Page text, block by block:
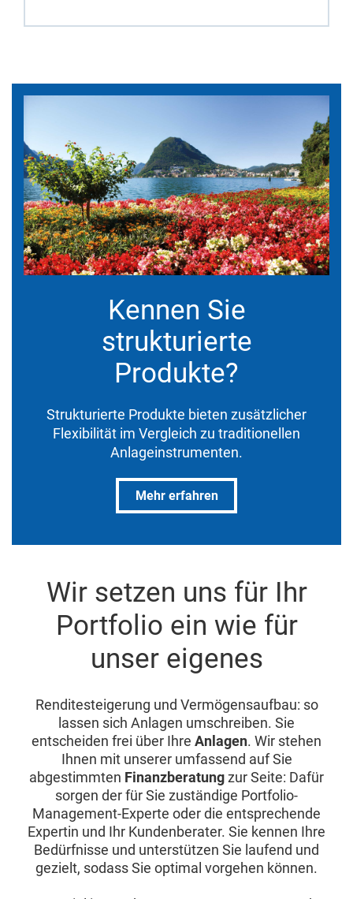
Kennen Sie
strukturierte
Produkte?
Strukturierte Produkte bieten zusätzlicher
Flexibilität im Vergleich zu traditionellen
Anlageinstrumenten.
Mehr erfahren
Wir setzen uns für Ihr
Portfolio ein wie für
unser eigenes
Renditesteigerung und Vermögensaufbau: so
lassen sich Anlagen umschreiben. Sie
entscheiden frei über Ihre Anlagen. Wir stehen
Ihnen mit unserer umfassend auf Sie
abgestimmten Finanzberatungzur Seite: Dafür
sorgen der für Sie zuständige Portfolio-
Management-Experte oder die entsprechende
Expertin und Ihr Kundenberater. Sie kennen Ihre
Bedürfnisse und unterstützen Sie laufend und
gezielt, sodass Sie optimal vorgehen können.